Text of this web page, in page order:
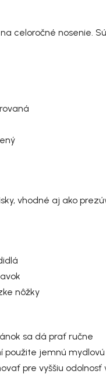
celoročné nosenie.
vhodné aj ako
nôžky
sa dá prať ručne
použite jemnú
pre vyššiu odolnosť